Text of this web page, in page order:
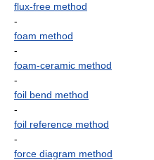
flux-free method
-
foam method
-
foam-ceramic method
-
foil bend method
-
foil reference method
-
force diagram method